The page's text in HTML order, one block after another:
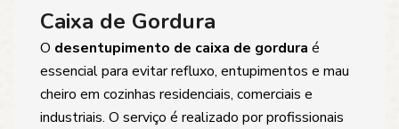
Caixa de Gordura
O desentupimento de caixa de gordura é
essencial para evitar refluxo, entupimentos e mau
cheiro em cozinhas residenciais, comerciais e
industriais. O serviço é realizado por profissionais